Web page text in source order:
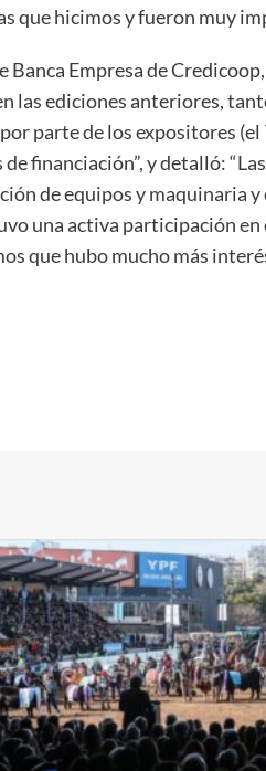
que hicimos y fueron muy
Empresa de
las ediciones anteriores,
parte de los expositores
financiación”, y detalló:
de equipos y maquinaria
una activa participación en
que hubo mucho más